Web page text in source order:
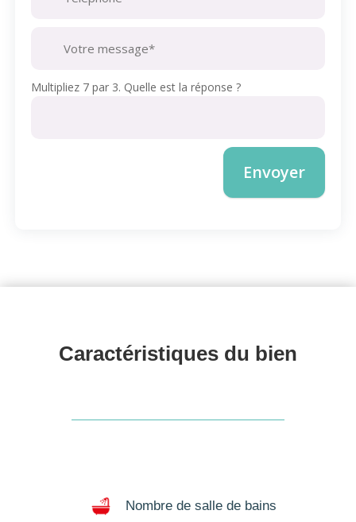
Multipliez 7 par 3. Quelle est la réponse ?
Envoyer
Caractéristiques du bien
Nombre de salle de bains